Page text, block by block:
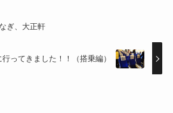
ぎ、大正軒
ってきました！！（搭乗編）